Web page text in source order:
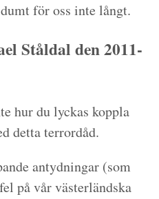
för oss inte långt.
Ståldal den 2011-
hur du lyckas koppla
detta terrordåd.
antydningar (som
på vår västerländska